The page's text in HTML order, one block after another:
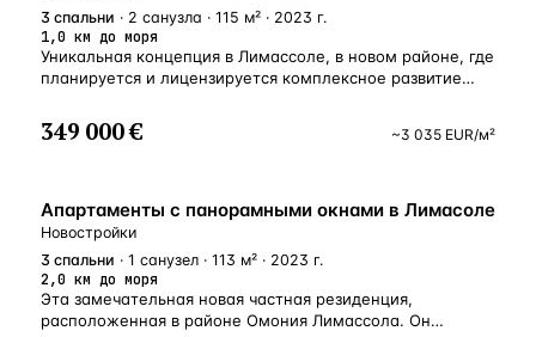
3 спальни · 2 санузла · 115 м² · 2023 г.
1,0 км до моря
Уникальная концепция в Лимассоле, в новом районе, где
планируется и лицензируется комплексное развитие
из самых роскошных закрытых курортных резиденций
в Лимассоле с хорошим выбором квартир и пентхаусов
Лимассола, на полуострове Акротири, в одном из самых
оживленных и зеленых районов города.
349 000 € ~3 035 EUR/м²
НОВОСТРОЙКА
Апартаменты с панорамными окнами в Лимасоле
Новостройки
3 спальни · 1 санузел · 113 м² · 2023 г.
2,0 км до моря
Эта замечательная новая частная резиденция,
расположенная в районе Омония Лимассола. Он